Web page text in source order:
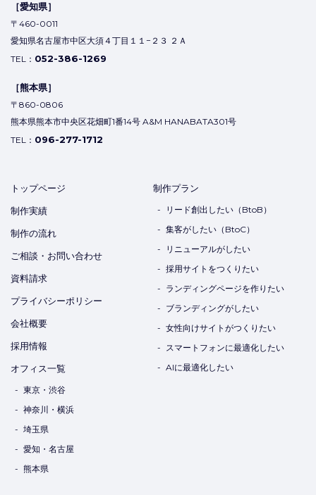
［愛知県］
〒460-0011
愛知県名古屋市中区大須４丁目１１−２３ ２Ａ
TEL： 052-386-1269
［熊本県］
〒860-0806
熊本県熊本市中央区花畑町1番14号 A&M HANABATA301号
TEL： 096-277-1712
トップページ
制作実績
制作の流れ
ご相談・お問い合わせ
資料請求
プライバシーポリシー
会社概要
採用情報
オフィス一覧
東京・渋谷
神奈川・横浜
埼玉県
愛知・名古屋
熊本県
制作プラン
リード創出したい（BtoB）
集客がしたい（BtoC）
リニューアルがしたい
採用サイトをつくりたい
ランディングページを作りたい
ブランディングがしたい
女性向けサイトがつくりたい
スマートフォンに最適化したい
AIに最適化したい